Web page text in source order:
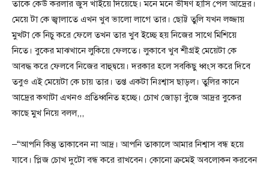
তাকে কেউ করলার জুস খাইয়ে দিয়েছে। মনে মনে ভীষণ হাসি পেল আদ্রের।
মেয়ে টা কে জ্বালাতে এখন খুব ভালো লাগে তার। ছোট্ট তুলি যখন লজ্জায়
মুখটা কে নিচু করে ফেলে তখন তার খুব ইচ্ছে হয় নিজের সাথে মিশিয়ে
নিতে। বুকের মাঝখানে লুকিয়ে ফেলতে। লুকাবে খুব শীগ্রই মেয়েটা কে
আবদ্ধ করে ফেলবে নিজের বাহুদ্বয়ে। দরকার হলে সবকিছু ধ্বংস করে দিবে
তবুও এই মেয়েটা কে চায় তার। তপ্ত একটা নিঃশ্বাস ছাড়ল। তুলির কানে
আদ্রের কথাটা এখনও প্রতিধ্বনিত হচ্ছে। চোখ জোড়া বুঁজে আদ্রর বুকের
কাছে মুখ নিয়ে বলল,,,
–“আপনি কিন্তু তাকাবেন না আদ্র। আপনি তাকালে আমার নিশ্বাস বন্ধ হয়ে
যাবে। প্লিজ চোখ দুটো বন্ধ করে রাখবেন। কোনো ক্রমেই অবলোকন করবেন